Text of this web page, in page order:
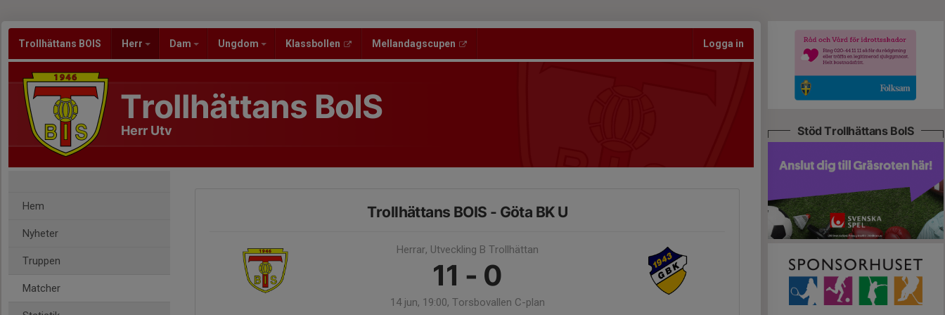
Trollhättans BOIS Herr Dam Ungdom Klassbollen Mellandagscupen Logga in
Trollhättans BoIS
Herr Utv
Hem
Nyheter
Truppen
Matcher
Trollhättans BOIS - Göta BK U
Herrar, Utveckling B Trollhättan
11 - 0
14 jun, 19:00, Torsbovallen C-plan
Stöd Trollhättans BoIS